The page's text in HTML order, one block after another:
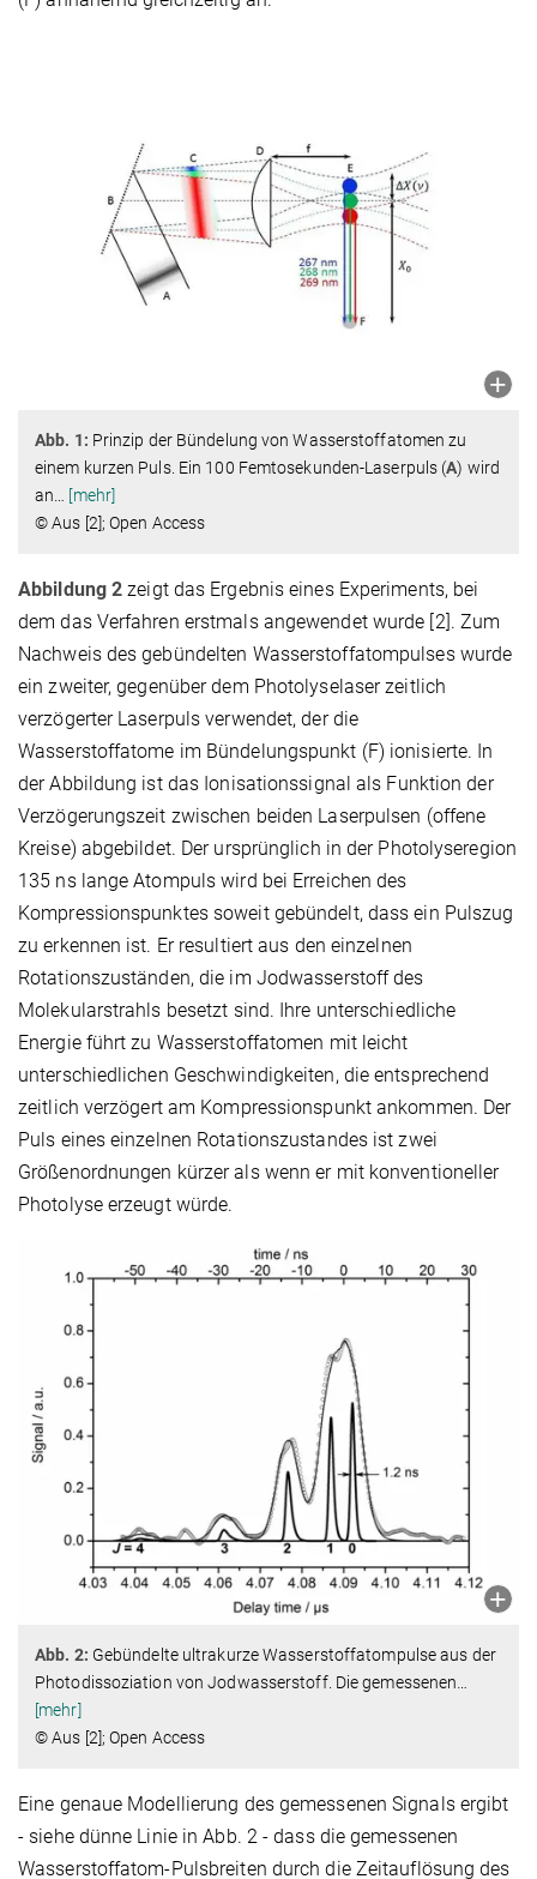
Abb. 1: Prinzip der Bündelung von Wasserstoffatomen zu
einem kurzen Puls. Ein 100 Femtosekunden-Laserpuls (A) wird
an… [mehr]
© Aus [2]; Open Access
Abbildung 2 zeigt das Ergebnis eines Experiments, bei
dem das Verfahren erstmals angewendet wurde [2]. Zum
Nachweis des gebündelten Wasserstoffatompulses wurde
ein zweiter, gegenüber dem Photolyselaser zeitlich
verzögerter Laserpuls verwendet, der die
Wasserstoffatome im Bündelungspunkt (F) ionisierte. In
der Abbildung ist das Ionisationssignal als Funktion der
Verzögerungszeit zwischen beiden Laserpulsen (offene
Kreise) abgebildet. Der ursprünglich in der Photolyseregion
135 ns lange Atompuls wird bei Erreichen des
Kompressionspunktes soweit gebündelt, dass ein Pulszug
zu erkennen ist. Er resultiert aus den einzelnen
Rotationszuständen, die im Jodwasserstoff des
Molekularstrahls besetzt sind. Ihre unterschiedliche
Energie führt zu Wasserstoffatomen mit leicht
unterschiedlichen Geschwindigkeiten, die entsprechend
zeitlich verzögert am Kompressionspunkt ankommen. Der
Puls eines einzelnen Rotationszustandes ist zwei
Größenordnungen kürzer als wenn er mit konventioneller
Photolyse erzeugt würde.
Abb. 2: Gebündelte ultrakurze Wasserstoffatompulse aus der
Photodissoziation von Jodwasserstoff. Die gemessenen
[mehr]
© Aus [2]; Open Access
Eine genaue Modellierung des gemessenen Signals ergibt
- siehe dünne Linie in Abb. 2 - dass die gemessenen
Wasserstoffatom-Pulsbreiten durch die Zeitauflösung des